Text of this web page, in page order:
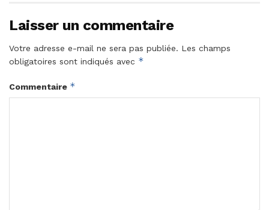
Laisser un commentaire
Votre adresse e-mail ne sera pas publiée. Les champs
obligatoires sont indiqués avec *
Commentaire *